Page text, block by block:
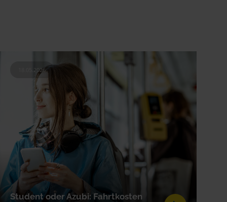
Student oder Azubi: Fahrtkosten
18.05.2026